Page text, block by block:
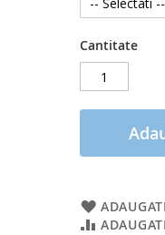
Cantitate